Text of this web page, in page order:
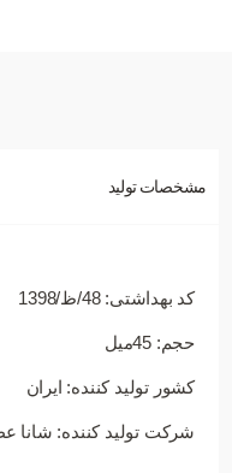
مشخصات تولید
کد بهداشتی: 48/ظ/1398
حجم: 45میل
کشور تولید کننده: ایران
شرکت تولید کننده: شانا